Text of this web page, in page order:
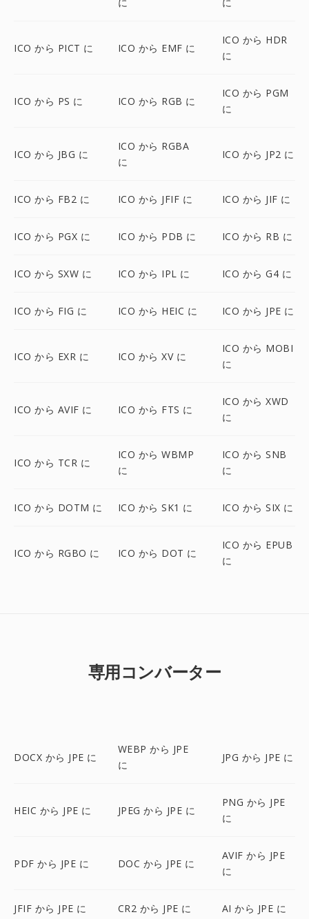
ICO から PICT に ICO から EMF に
ICO から HDR
に
ICO から PS に ICO から RGB に
ICO から PGM
に
ICO から JBG に
ICO から RGBA
に
ICO から JP2 に
ICO から FB2 に ICO から JFIF に ICO から JIF に
ICO から PGX に ICO から PDB に ICO から RB に
ICO から SXW に ICO から IPL に ICO から G4 に
ICO から FIG に ICO から HEIC に ICO から JPE に
ICO から EXR に ICO から XV に
ICO から MOBI
に
ICO から AVIF に ICO から FTS に
ICO から XWD
に
ICO から TCR に
ICO から WBMP
に
ICO から SNB
に
ICO から DOTM に ICO から SK1 に ICO から SIX に
ICO から RGBO に ICO から DOT に
ICO から EPUB
に
専用コンバーター
DOCX から JPE に
WEBP から JPE
に
JPG から JPE に
HEIC から JPE に JPEG から JPE に
PNG から JPE
に
PDF から JPE に DOC から JPE に
AVIF から JPE
に
JFIF から JPE に CR2 から JPE に AI から JPE に